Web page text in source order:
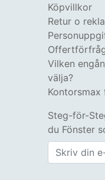
Köpvillkor
Retur o
Vilken
välja?
Kontorsmax
Steg-för-
du Fönster